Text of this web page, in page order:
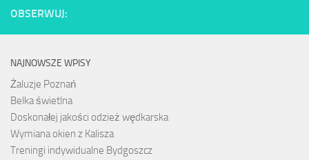
OBSERWUJ:
NAJNOWSZE WPISY
Żaluzje Poznań
Belka świetlna
Doskonałej jakości odzież wędkarska
Wymiana okien z Kalisza
Treningi indywidualne Bydgoszcz